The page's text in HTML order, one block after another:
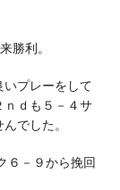
勝利。
プレーをして
ｎｄも５－４サ
でした。
６－９から挽回